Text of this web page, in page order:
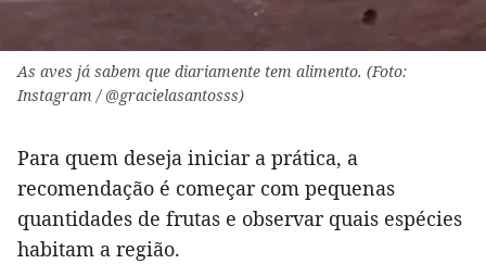
As aves já sabem que diariamente tem alimento. (Foto:
Instagram / @gracielasantosss)
Para quem deseja iniciar a prática, a
recomendação é começar com pequenas
quantidades de frutas e observar quais espécies
habitam a região.